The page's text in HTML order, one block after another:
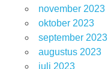
november 2023
oktober 2023
september 2023
augustus 2023
juli 2023